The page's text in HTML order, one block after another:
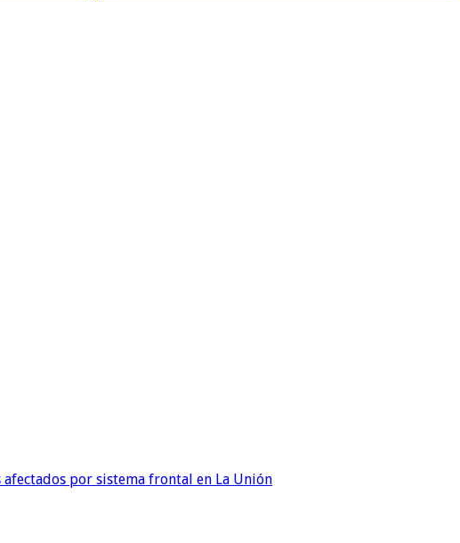
por sistema frontal en La Unión